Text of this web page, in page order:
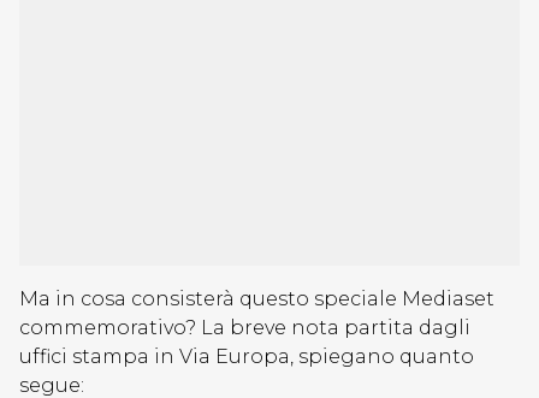
Ma in cosa consisterà questo speciale Mediaset
commemorativo? La breve nota partita dagli
uffici stampa in Via Europa, spiegano quanto
segue: